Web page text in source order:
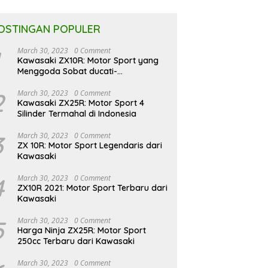
POPULER
March 30, 2023 0 Comment
Kawasaki ZX10R: Motor Sport yang
Menggoda Sobat ducati-
March 30, 2023 0 Comment
Kawasaki ZX25R: Motor Sport 4
Silinder Termahal di Indonesia
March 30, 2023 0 Comment
ZX 10R: Motor Sport Legendaris dari
Kawasaki
March 30, 2023 0 Comment
ZX10R 2021: Motor Sport Terbaru dari
Kawasaki
March 30, 2023 0 Comment
Harga Ninja ZX25R: Motor Sport
250cc Terbaru dari Kawasaki
March 30, 2023 0 Comment